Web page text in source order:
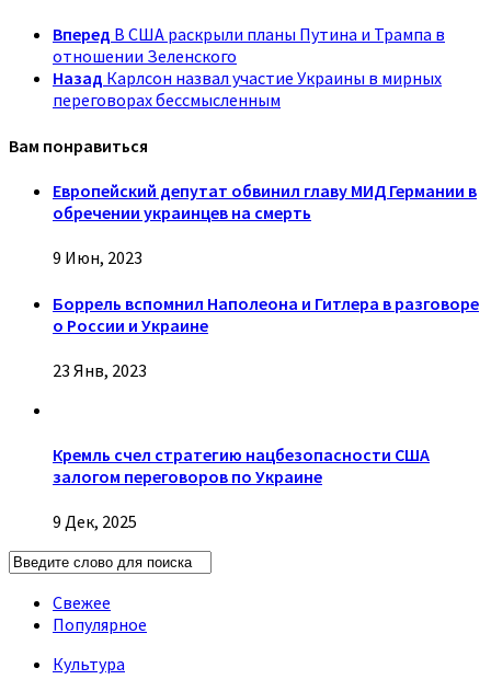
Вперед В США раскрыли планы Путина и Трампа в
отношении Зеленского
Назад Карлсон назвал участие Украины в мирных
переговорах бессмысленным
Вам понравиться
Европейский депутат обвинил главу МИД Германии в
обречении украинцев на смерть
9 Июн, 2023
Боррель вспомнил Наполеона и Гитлера в разговоре
о России и Украине
23 Янв, 2023
Кремль счел стратегию нацбезопасности США
залогом переговоров по Украине
9 Дек, 2025
Свежее
Популярное
Культура